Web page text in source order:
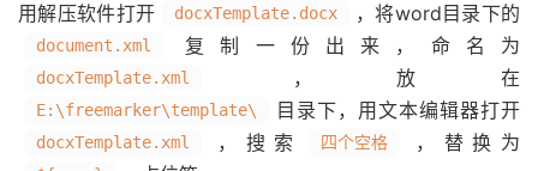
用解压软件打开 docxTemplate.docx ，将word目录下的
document.xml 复制一份出来，命名为
docxTemplate.xml ，放在
E:\freemarker\template\ 目录下，用文本编辑器打开
docxTemplate.xml ，搜索 四个空格 ，替换为